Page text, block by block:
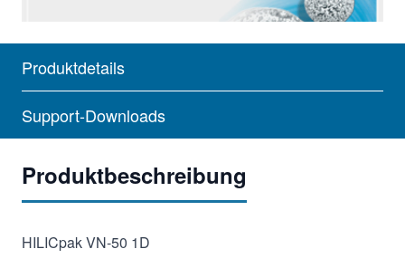
Produktdetails
Support-Downloads
Produktbeschreibung
HILICpak VN-50 1D